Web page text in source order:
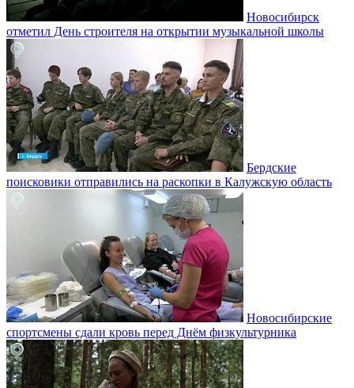
Новосибирск
отметил День строителя на открытии музыкальной школы
Бердские
поисковики отправились на раскопки в Калужскую область
Новосибирские
спортсмены сдали кровь перед Днём физкультурника